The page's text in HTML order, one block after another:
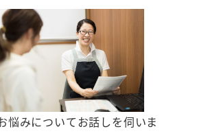
悩みについてお話しを伺いま